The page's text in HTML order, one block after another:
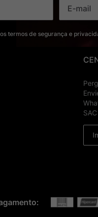
termos de segurança e